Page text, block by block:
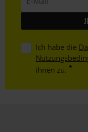
Mail
Ich habe die
ihnen zu.